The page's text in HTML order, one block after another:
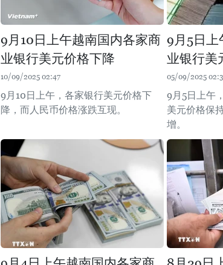
9月10日上午越南国内各家商
业银行美元价格下降
10/09/2025 02:47
9月10日上午，各家银行美元价格下
降，而人民币价格涨跌互现。
9月5日上
业银行美
05/09/2025
9月5日上午
美元价格保
增。